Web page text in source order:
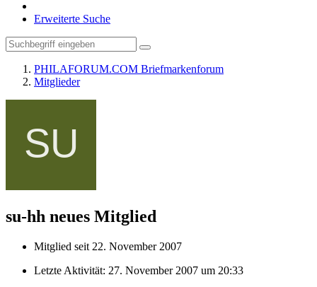
Erweiterte Suche
PHILAFORUM.COM Briefmarkenforum
Mitglieder
su-hh neues Mitglied
Mitglied seit 22. November 2007
Letzte Aktivität: 27. November 2007 um 20:33